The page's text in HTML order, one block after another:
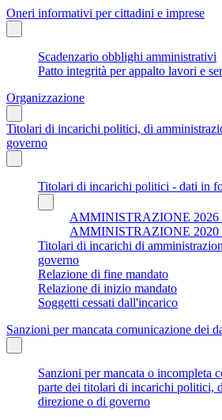
Oneri informativi per cittadini e imprese
Scadenzario obblighi amministrativi
Patto integrità per appalto lavori e
Organizzazione
Titolari di incarichi politici, di
governo
Titolari di incarichi politici - dati in
AMMINISTRAZIONE 2026
AMMINISTRAZIONE 2020
Titolari di incarichi di
governo
Relazione di fine mandato
Relazione di inizio mandato
Soggetti cessati dall'incarico
Sanzioni per mancata comunicazione dei
Sanzioni per mancata o incompleta
parte dei titolari di incarichi politici,
direzione o di governo